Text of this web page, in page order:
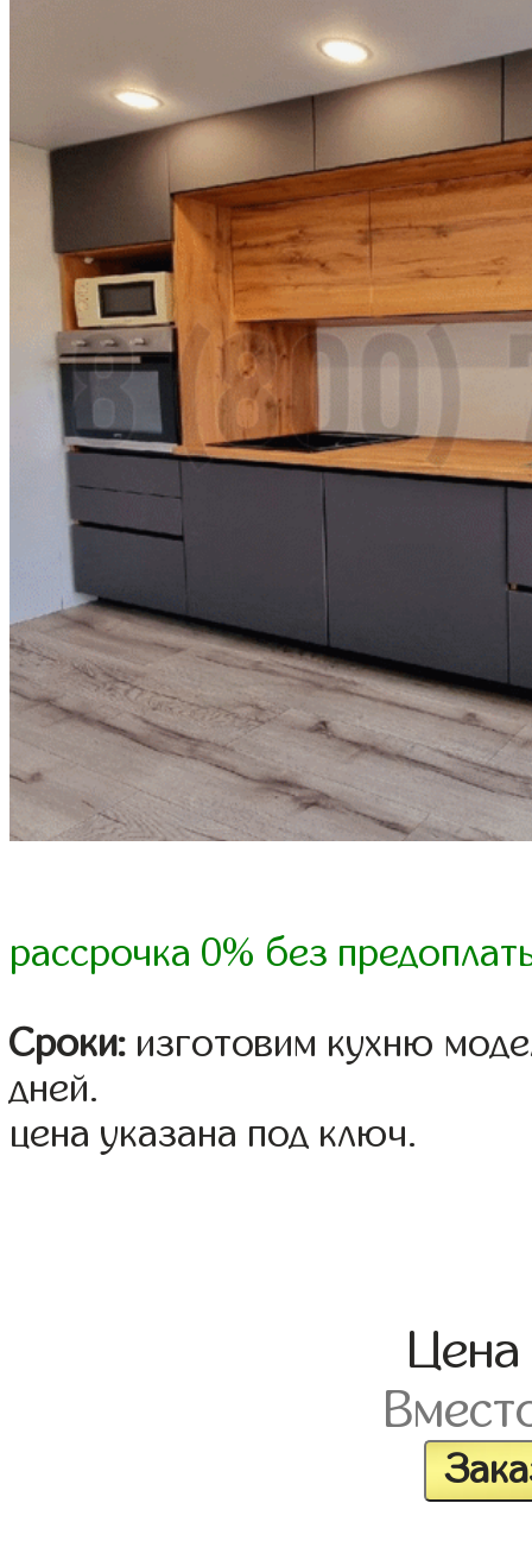
рассрочка 0% без
Сроки: изготовим кухню
дней.
цена указана под ключ.